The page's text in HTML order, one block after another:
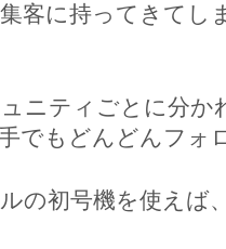
客に持ってきてし
ニティごとに分か
でもどんどんフォ
の初号機を使えば